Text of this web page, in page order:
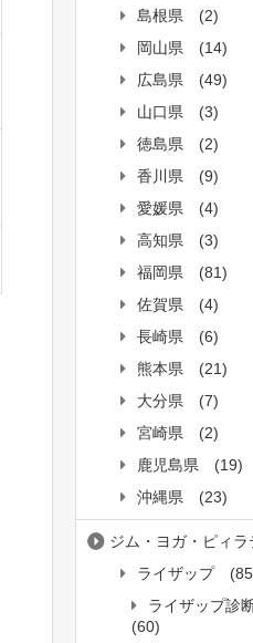
島根県
(2)
岡山県
(14)
広島県
(49)
山口県
(3)
徳島県
(2)
香川県
(9)
愛媛県
(4)
高知県
(3)
福岡県
(81)
佐賀県
(4)
長崎県
(6)
熊本県
(21)
大分県
(7)
宮崎県
(2)
鹿児島県
(19)
沖縄県
(23)
ジム・ヨガ・ピィラ
ライザップ
ライザップ診
(60)